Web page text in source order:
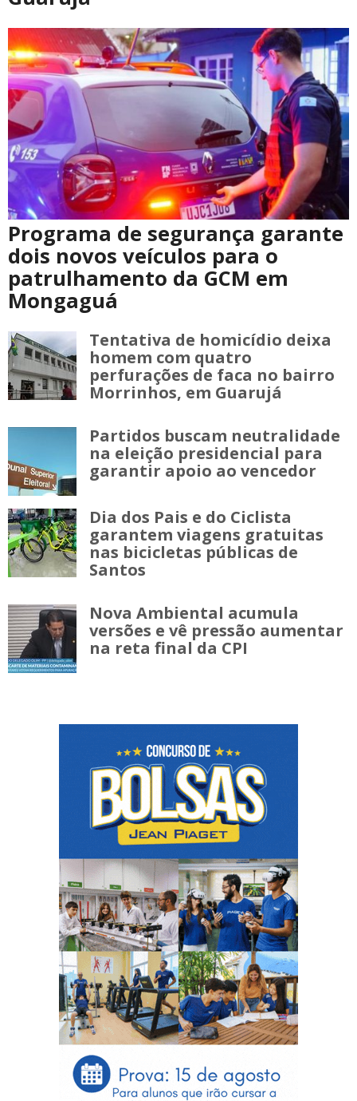
Programa de segurança garante
dois novos veículos para o
patrulhamento da GCM em
Mongaguá
Tentativa de homicídio deixa
homem com quatro
perfurações de faca no bairro
Morrinhos, em Guarujá
Partidos buscam neutralidade
na eleição presidencial para
garantir apoio ao vencedor
Dia dos Pais e do Ciclista
garantem viagens gratuitas
nas bicicletas públicas de
Santos
Nova Ambiental acumula
versões e vê pressão aumentar
na reta final da CPI